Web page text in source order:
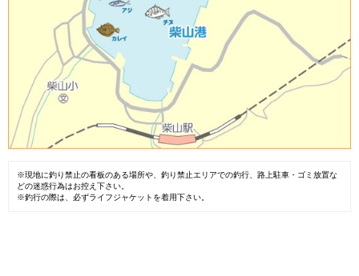
※現地に釣り禁止の看板のある場所や、釣り禁止エリアでの釣行、路上駐車・ゴミ放置な
どの迷惑行為はお控え下さい。
※釣行の際は、必ずライフジャケットを着用下さい。